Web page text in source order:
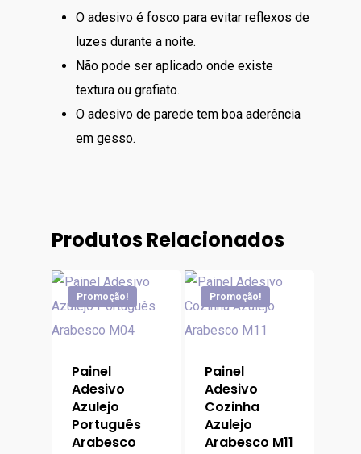
O adesivo é fosco para evitar reflexos de
luzes durante a noite.
Não pode ser aplicado onde existe
textura ou grafiato.
O adesivo de parede tem boa aderência
em gesso.
Produtos Relacionados
Promoção!
Painel
Adesivo
Azulejo
Português
Arabesco
Promoção!
Painel
Adesivo
Cozinha
Azulejo
Arabesco M11